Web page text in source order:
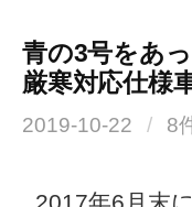
青の3号をあ
厳寒対応仕様
2019-10-22 / 8